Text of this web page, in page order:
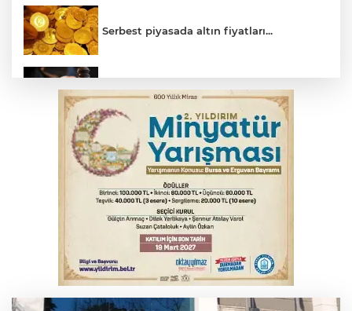
Serbest piyasada altın fiyatları...
Yargıtay’dan primle çalışanlara müjde
Bursa’da bugün hava nasıl olacak?
Osmangazi’de iş arayanlara destek
TOFAŞ Basketbol'da sağlık kontrolleri
başladı